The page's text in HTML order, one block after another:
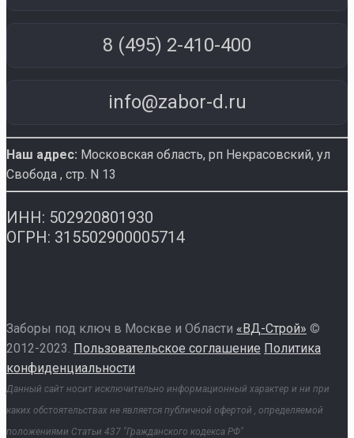
8 (495) 2-410-400
info@zabor-d.ru
Наш адрес: Московская область, рп Некрасовский, ул
Свобода , стр. N 13
ИНН: 502920801930
ОГРН: 315502900005714
Заборы под ключ в Москве и Области «ВД-Строй» ©
2012-2023. Пользовательское соглашение Политика
конфиденциальности
Данный сайт носит исключительно информационный характер и ни при
каких обстоятельствах не является публичной офертой , определяемой
положениями Статьи 437 "Гражданского кодекса РФ"